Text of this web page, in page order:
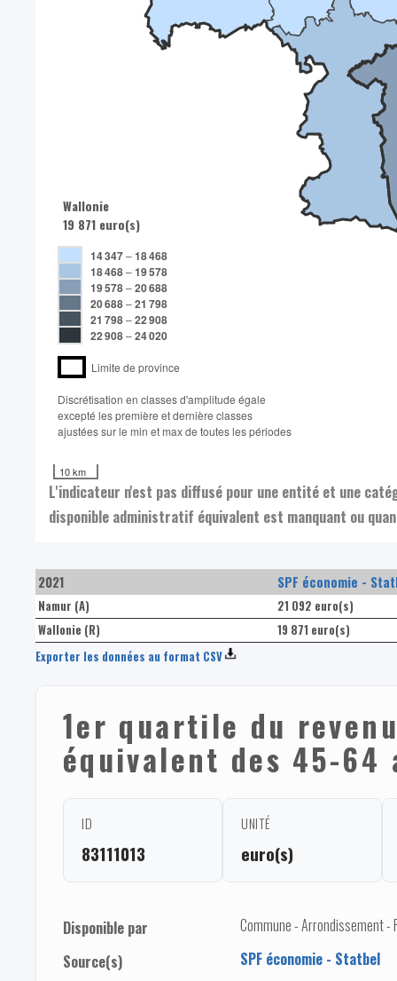
Wallonie
19 871 euro(s)
14 347–18 468
18 468–19 578
19 578–20 688
20 688–21 798
21 798–22 908
22 908–24 020
Limite de province
Discrétisation en classes d'amplitude égale​
excepté les première et dernière classes
ajustées sur le min et max de toutes les périodes
10 km
L'indicateur n'est pas diffusé pour une entité et une
disponible administratif équivalent est manquant ou
2021 SPF économie -
Namur (A)
21 092 euro(s)
Wallonie (R)
19 871 euro(s)
Exporter les données au format CSV
1er quartile du
équivalent des 45-64
ID
83111013
UNITÉ
euro(s)
Disponible par
Commune - Arrondissement -
Source(s)
SPF économie - Statbel